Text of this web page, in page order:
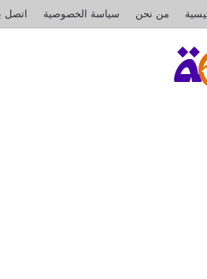
من نحن سياسة الخصوصية اتصل